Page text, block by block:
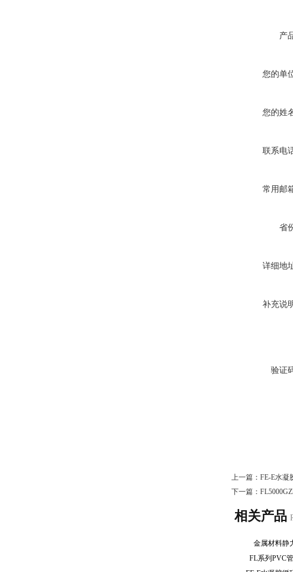
产
您的单
您的姓
联系电
常用邮
省
详细地
补充说
验证
上一篇： FE-E水凝
下一篇：
相关产品
金属材料静
FL系列PVC